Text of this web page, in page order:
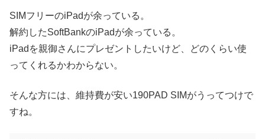
SIMフリーのiPadが余っている。
解約したSoftBankのiPadが余っている。
iPadを親御さんにプレゼントしたいけど、どのくらい使
ってくれるかわからない。
そんな方には、維持費が安い190PAD SIMがうってつけで
すね。